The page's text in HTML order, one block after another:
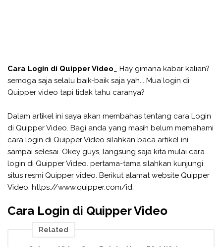
Cara Login di Quipper Video _ Hay gimana kabar kalian?
semoga saja selalu baik-baik saja yah... Mua login di
Quipper video tapi tidak tahu caranya?
Dalam artikel ini saya akan membahas tentang cara Login
di Quipper Video. Bagi anda yang masih belum memahami
cara login di Quipper Video silahkan baca artikel ini
sampai selesai. Okey guys, langsung saja kita mulai cara
login di Quipper Video. pertama-tama silahkan kunjungi
situs resmi Quipper video. Berikut alamat website Quipper
Video: https://www.quipper.com/id.
Cara Login di Quipper Video
Related